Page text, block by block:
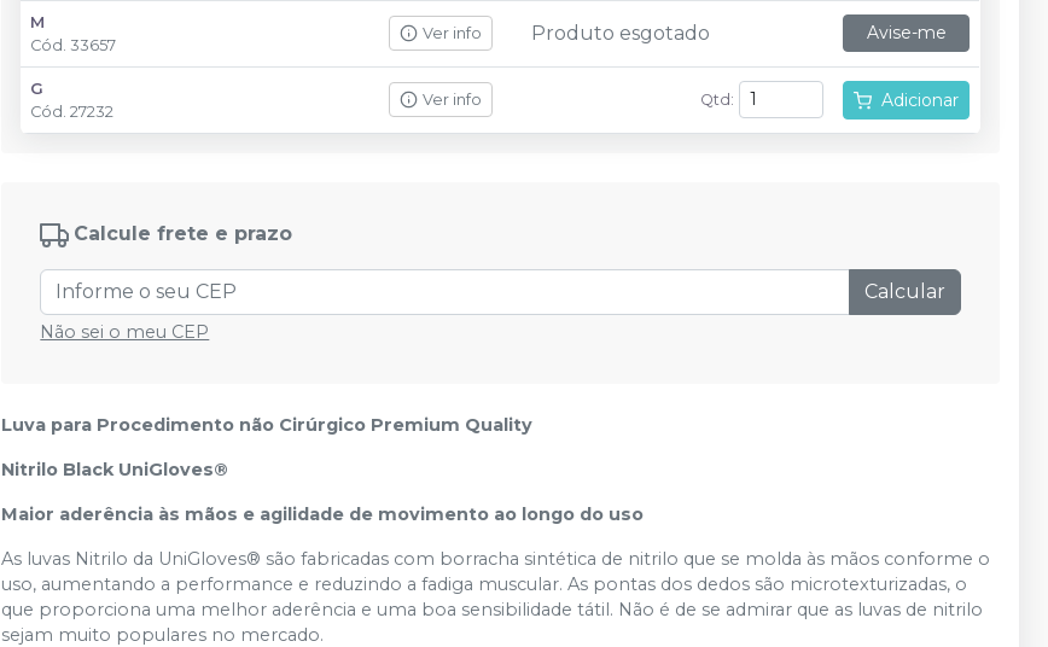
M
Cód.33657
Ver info Produto esgotado Avise-me
G
Cód.27232
Ver info Qtd : Adicionar
Calcule frete e prazo
Calcular
Não sei o meu CEP
Luva para Procedimento não Cirúrgico Premium Quality
Nitrilo Black UniGloves®
Maior aderência às mãos e agilidade de movimento ao longo do uso
As luvas Nitrilo da UniGloves® são fabricadas com borracha sintética de nitrilo que se molda às mãos conforme o
uso, aumentando a performance e reduzindo a fadiga muscular. As pontas dos dedos são microtexturizadas, o
que proporciona uma melhor aderência e uma boa sensibilidade tátil. Não é de se admirar que as luvas de nitrilo
sejam muito populares no mercado.